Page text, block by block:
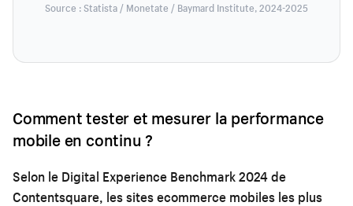
Source : Statista / Monetate / Baymard Institute, 2024-2025
Comment tester et mesurer la performance
mobile en continu ?
Selon le Digital Experience Benchmark 2024 de
Contentsquare, les sites ecommerce mobiles les plus